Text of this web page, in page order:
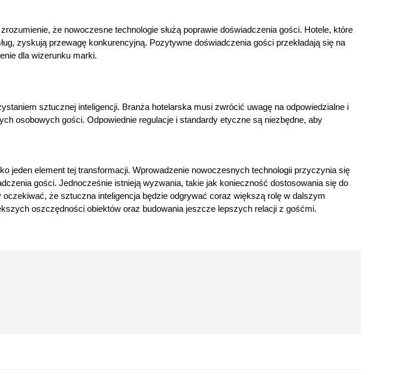
że nowoczesne technologie służą poprawie doświadczenia gości. Hotele, które
zyskują przewagę konkurencyjną. Pozytywne doświadczenia gości przekładają się na
dla wizerunku marki.
sztucznej inteligencji. Branża hotelarska musi zwrócić uwagę na odpowiedzialne i
osobowych gości. Odpowiednie regulacje i standardy etyczne są niezbędne, aby
jeden element tej transformacji. Wprowadzenie nowoczesnych technologii przyczynia się
gości. Jednocześnie istnieją wyzwania, takie jak konieczność dostosowania się do
że sztuczna inteligencja będzie odgrywać coraz większą rolę w dalszym
oszczędności obiektów oraz budowania jeszcze lepszych relacji z gośćmi.